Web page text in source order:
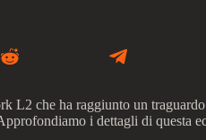
che ha raggiunto un
i dettagli di questa